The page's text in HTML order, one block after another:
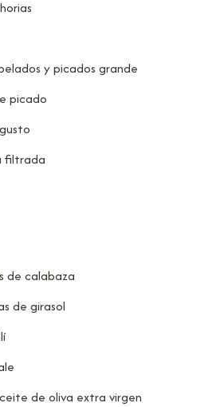
y picados grande
picado
filtrada
de calabaza
de girasol
de oliva extra virgen